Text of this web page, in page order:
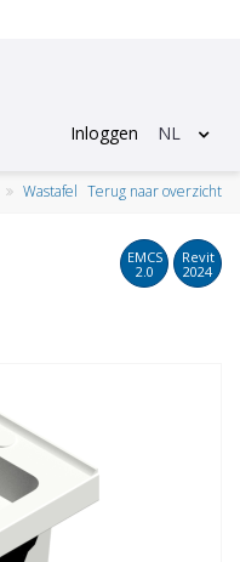
Inloggen NL
Wastafel Terug naar overzicht
EMCS
2.0
Revit
2024